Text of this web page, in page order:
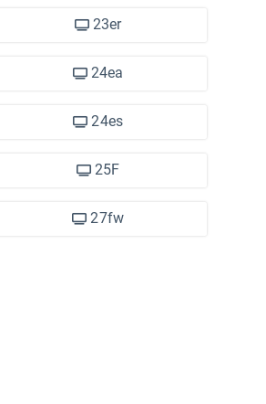
23er
24ea
24es
25F
27fw